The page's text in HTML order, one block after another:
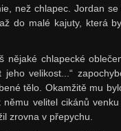
než chlapec. Jordan
do malé kajuty, která
nějaké chlapecké
jeho velikost...“
tělo. Okamžitě mu
velitel cikánů
zrovna v přepychu.